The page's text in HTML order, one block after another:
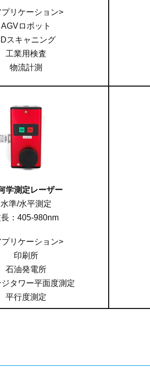
プリケーション>
AGVロボット
スキャニング
工業用検査
物流計測
学測定レーザー
水準/水平測定
：405-980nm
プリケーション>
印刷所
石油発電所
タワー平面度測定
平行度測定